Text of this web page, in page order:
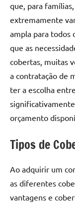
que, para
extremamente
ampla para todos
que as
cobertas, muitas
a contratação de
ter a escolha
orçamento
Tipos de
Ao adquirir um
as diferentes
vantagens e